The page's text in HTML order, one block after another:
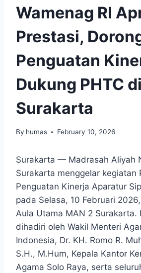
Wamenag RI
Prestasi,
Penguatan
Dukung PHTC
Surakarta
By humas February 10, 2026
Surakarta — Madrasah Aliyah
Surakarta menggelar kegiatan
Penguatan Kinerja Aparatur
pada Selasa, 10 Februari
Aula Utama MAN 2 Surakarta.
dihadiri oleh Wakil Menteri
Indonesia, Dr. KH. Romo R.
S.H., M.Hum, Kepala Kantor
Agama Solo Raya, serta